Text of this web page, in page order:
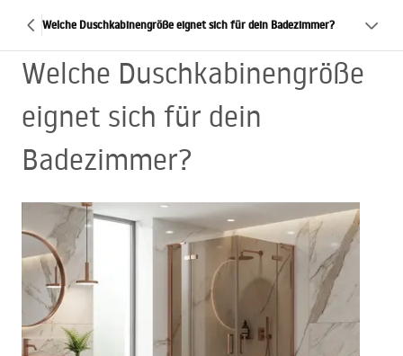
Welche Duschkabinengröße eignet sich für dein Badezimmer?
Welche Duschkabinengröße
eignet sich für dein
Badezimmer?